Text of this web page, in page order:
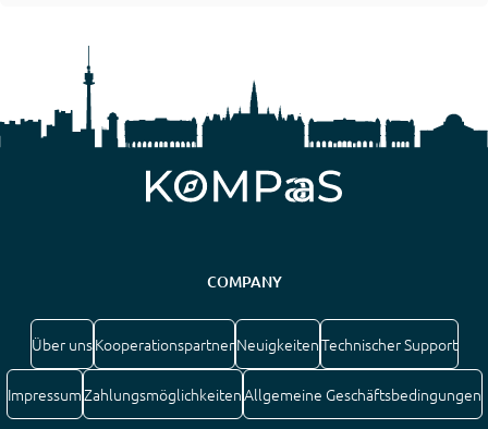
COMPANY
Über unsKooperationspartnerNeuigkeitenTechnischer Support
ImpressumZahlungsmöglichkeitenAllgemeine Geschäftsbedingungen